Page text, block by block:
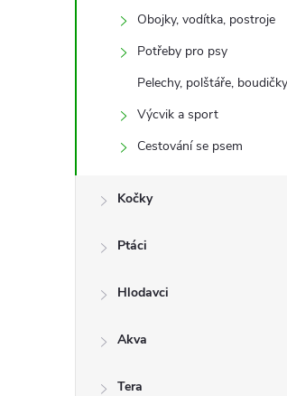
Obojky, vodítka, postroje
Potřeby pro psy
Pelechy, polštáře, boudičky
Výcvik a sport
Cestování se psem
Kočky
Ptáci
Hlodavci
Akva
Tera